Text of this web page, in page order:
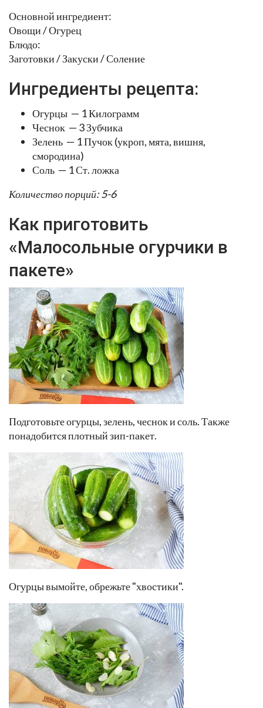
Основной ингредиент:
Овощи / Огурец
Блюдо:
Заготовки / Закуски / Соление
Ингредиенты рецепта:
Огурцы — 1 Килограмм
Чеснок — 3 Зубчика
Зелень — 1 Пучок (укроп, мята, вишня,
смородина)
Соль — 1 Ст. ложка
Количество порций: 5-6
Как приготовить
«Малосольные огурчики в
пакете»
Подготовьте огурцы, зелень, чеснок и соль. Также
понадобится плотный зип-пакет.
Огурцы вымойте, обрежьте "хвостики".